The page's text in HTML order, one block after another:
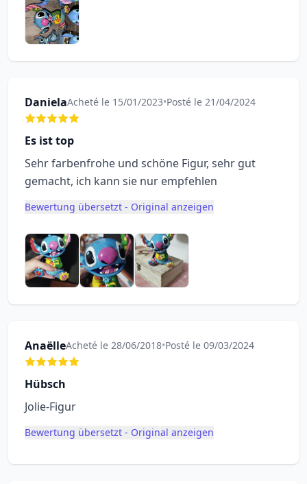
DanielaAcheté le 15/01/2023•Posté le 21/04/2024
Es ist top
Sehr farbenfrohe und schöne Figur, sehr gut
gemacht, ich kann sie nur empfehlen
Bewertung übersetzt - Original anzeigen
AnaëlleAcheté le 28/06/2018•Posté le 09/03/2024
Hübsch
Jolie-Figur
Bewertung übersetzt - Original anzeigen